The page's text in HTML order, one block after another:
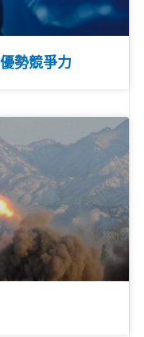
勢競爭力